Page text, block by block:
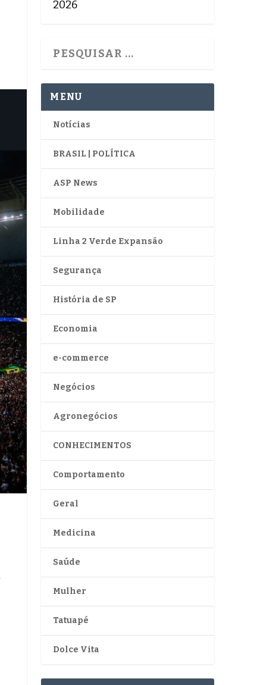
2026
MENU
Notícias
BRASIL | POLÍTICA
ASP News
Mobilidade
Linha 2 Verde Expansão
Segurança
História de SP
Economia
e-commerce
Negócios
Agronegócios
CONHECIMENTOS
Comportamento
Geral
Medicina
Saúde
Mulher
Tatuapé
Dolce Vita